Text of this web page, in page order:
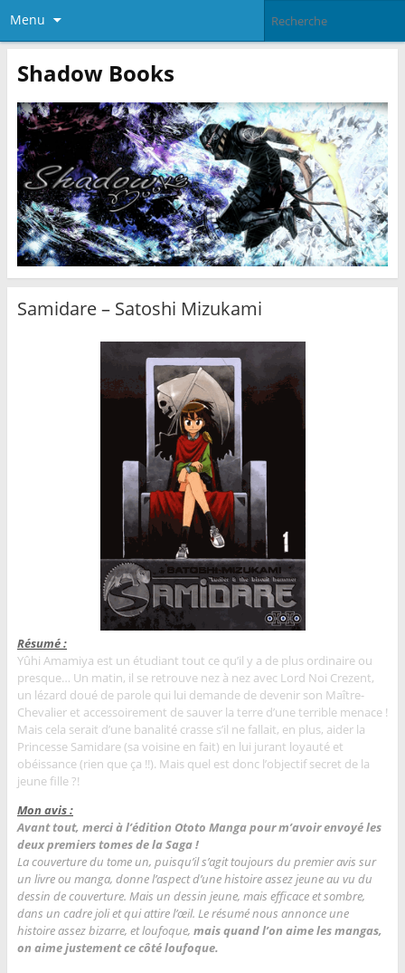
Menu
Shadow Books
Samidare – Satoshi Mizukami
Résumé :
Yûhi Amamiya est un étudiant tout ce qu’il y a de plus ordinaire ou
presque… Un matin, il se retrouve nez à nez avec Lord Noi Crezent,
un lézard doué de parole qui lui demande de devenir son Maître-
Chevalier et accessoirement de sauver la terre d’une terrible menace !
Mais cela serait d’une banalité crasse s’il ne fallait, en plus, aider la
Princesse Samidare (sa voisine en fait) en lui jurant loyauté et
obéissance (rien que ça !!). Mais quel est donc l’objectif secret de la
jeune fille ?!
Mon avis :
Avant tout, merci à l’édition Ototo Manga pour m’avoir envoyé les
deux premiers tomes de la Saga !
La couverture du tome un, puisqu’il s’agit toujours du premier avis sur
un livre ou manga, donne l’aspect d’une histoire assez jeune au vu du
dessin de couverture. Mais un dessin jeune, mais efficace et sombre,
dans un cadre joli et qui attire l’œil. Le résumé nous annonce une
histoire assez bizarre, et loufoque, mais quand l’on aime les mangas,
on aime justement ce côté loufoque.